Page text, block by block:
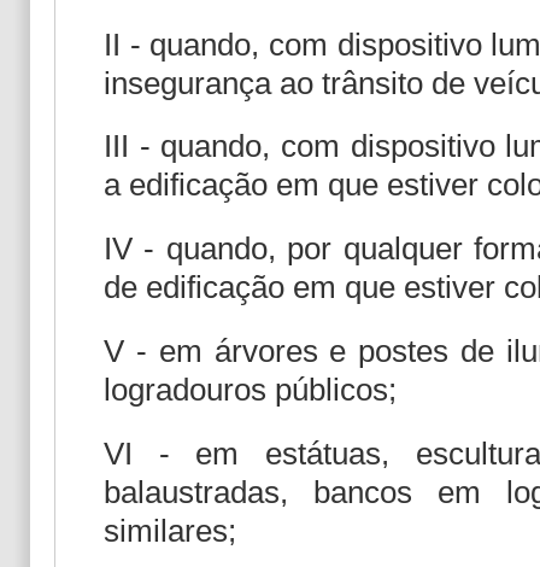
II - quando, com dispositivo
insegurança ao trânsito de
III - quando, com dispositivo
a edificação em que estiver
IV - quando, por qualquer
de edificação em que estiver
V - em árvores e postes de
logradouros públicos;
VI - em estátuas,
balaustradas, bancos em
similares;